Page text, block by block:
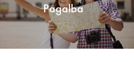
Pagalba